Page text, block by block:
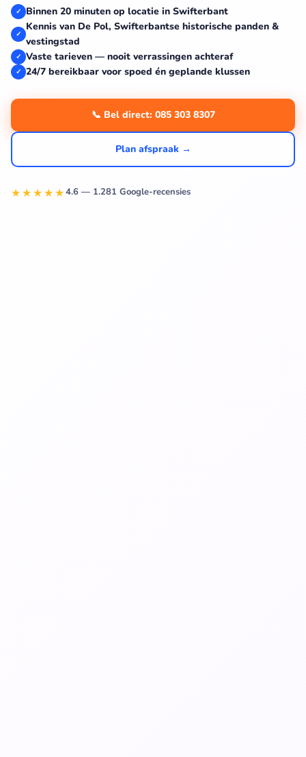
✓ Binnen 20 minuten op locatie in Swifterbant
✓
Kennis van De Pol, Swifterbantse historische panden &
vestingstad
✓ Vaste tarieven — nooit verrassingen achteraf
✓ 24/7 bereikbaar voor spoed én geplande klussen
📞 Bel direct: 085 303 8307
Plan afspraak →
★★★★★4.6 — 1.281 Google-recensies